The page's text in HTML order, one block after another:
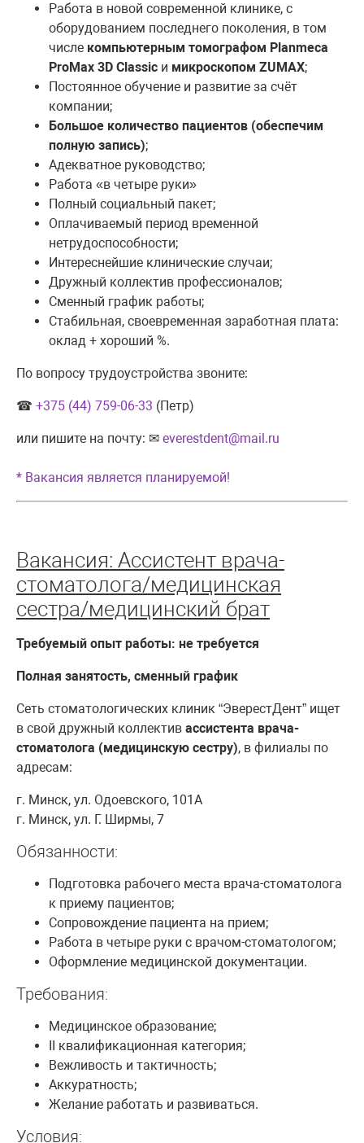
Работа в новой современной клинике, с
оборудованием последнего поколения, в том
числе компьютерным томографом Planmeca
ProMax 3D Classic и микроскопом ZUMAX;
Постоянное обучение и развитие за счёт
компании;
Большое количество пациентов (обеспечим
полную запись);
Адекватное руководство;
Работа «в четыре руки»
Полный социальный пакет;
Оплачиваемый период временной
нетрудоспособности;
Интереснейшие клинические случаи;
Дружный коллектив профессионалов;
Сменный график работы;
Стабильная, своевременная заработная плата:
оклад + хороший %.
По вопросу трудоустройства звоните:
☎ +375 (44) 759-06-33 (Петр)
или пишите на почту: ✉ everestdent@mail.ru
* Вакансия является планируемой!
Вакансия: Ассистент врача-
стоматолога/медицинская
сестра/медицинский брат
Требуемый опыт работы: не требуется
Полная занятость, сменный график
Сеть стоматологических клиник “ЭверестДент” ищет
в свой дружный коллектив ассистента врача-
стоматолога (медицинскую сестру), в филиалы по
адресам:
г. Минск, ул. Одоевского, 101А
г. Минск, ул. Г. Ширмы, 7
Обязанности:
Подготовка рабочего места врача-стоматолога
к приему пациентов;
Сопровождение пациента на прием;
Работа в четыре руки с врачом-стоматологом;
Оформление медицинской документации.
Требования:
Медицинское образование;
II квалификационная категория;
Вежливость и тактичность;
Аккуратность;
Желание работать и развиваться.
Условия: